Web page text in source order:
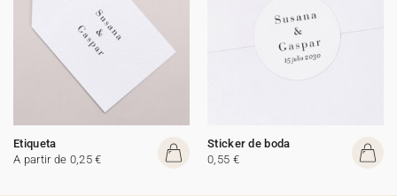
Etiqueta
A partir de 0,25 €
Sticker de boda
0,55 €